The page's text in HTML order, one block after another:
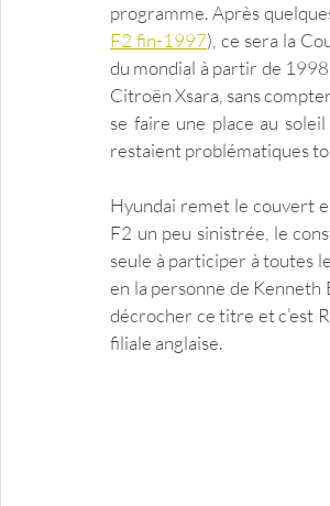
programme. Après
F2 fin-1997), ce sera la
du mondial à partir de
Citroën Xsara, sans
se faire une place au
restaient problématiques
Hyundai remet le couvert
F2 un peu sinistrée, le
seule à participer à toutes
en la personne de Kenneth
décrocher ce titre et c’est
filiale anglaise.